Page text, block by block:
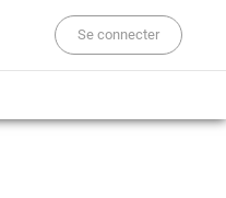
Se connecter